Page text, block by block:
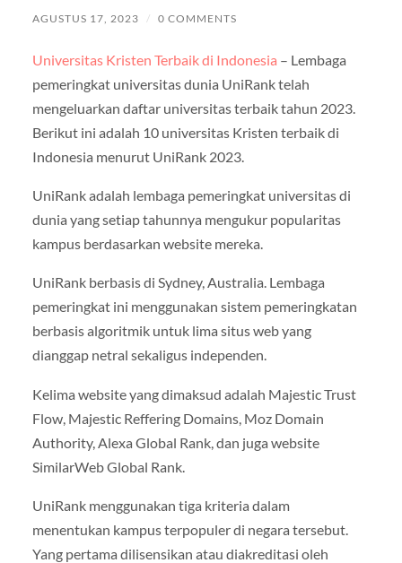
AGUSTUS 17, 2023 / 0 COMMENTS
Universitas Kristen Terbaik di Indonesia – Lembaga
pemeringkat universitas dunia UniRank telah
mengeluarkan daftar universitas terbaik tahun 2023.
Berikut ini adalah 10 universitas Kristen terbaik di
Indonesia menurut UniRank 2023.
UniRank adalah lembaga pemeringkat universitas di
dunia yang setiap tahunnya mengukur popularitas
kampus berdasarkan website mereka.
UniRank berbasis di Sydney, Australia. Lembaga
pemeringkat ini menggunakan sistem pemeringkatan
berbasis algoritmik untuk lima situs web yang
dianggap netral sekaligus independen.
Kelima website yang dimaksud adalah Majestic Trust
Flow, Majestic Reffering Domains, Moz Domain
Authority, Alexa Global Rank, dan juga website
SimilarWeb Global Rank.
UniRank menggunakan tiga kriteria dalam
menentukan kampus terpopuler di negara tersebut.
Yang pertama dilisensikan atau diakreditasi oleh